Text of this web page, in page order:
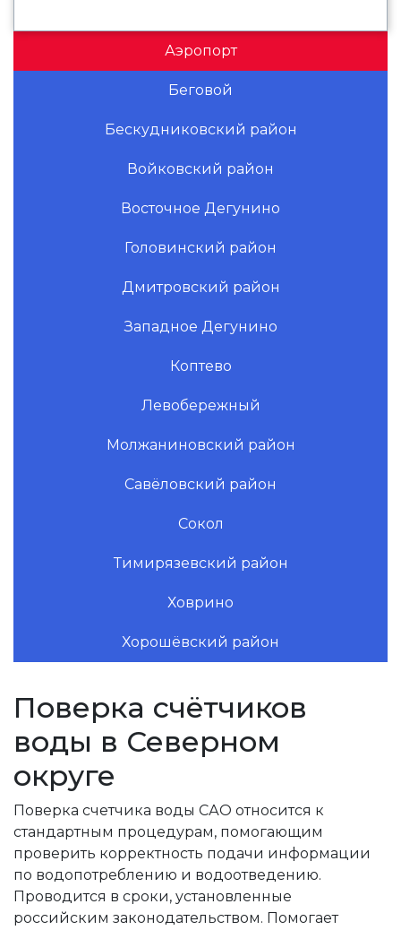
Аэропорт
Беговой
Бескудниковский район
Войковский район
Восточное Дегунино
Головинский район
Дмитровский район
Западное Дегунино
Коптево
Левобережный
Молжаниновский район
Савёловский район
Сокол
Тимирязевский район
Ховрино
Хорошёвский район
Поверка счётчиков
воды в Северном
округе
Поверка счетчика воды САО относится к
стандартным процедурам, помогающим
проверить корректность подачи информации
по водопотреблению и водоотведению.
Проводится в сроки, установленные
российским законодательством. Помогает